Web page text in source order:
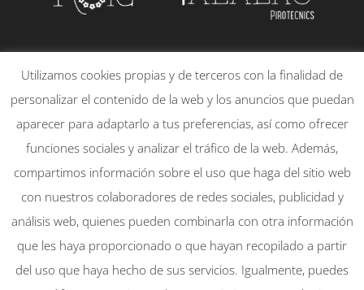
PLAÇA DE LA CONSTITUCIÓ, 21 – 1
46130 – MASSAMAGRELL
651830095
info@rtpirotecnicsmassamagrell.es
Mi cuenta
Aviso Legal
Política de Privacidad
Política de Cookies
Utilizamos cookies propias y de terceros con la finalidad de
personalizar el contenido de la web y los anuncios que puedan
aparecer para adaptarlo a tus preferencias, así como ofrecer
funciones sociales y analizar el tráfico de la web. Además,
compartimos información sobre el uso que haga del sitio web
con nuestros colaboradores de redes sociales, publicidad y
análisis web, quienes pueden combinarla con otra información
que les haya proporcionado o que hayan recopilado a partir
del uso que haya hecho de sus servicios. Igualmente, puedes